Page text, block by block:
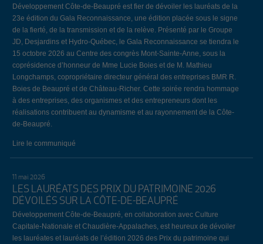
Développement Côte-de-Beaupré est fier de dévoiler les lauréats de la
23e édition du Gala Reconnaissance, une édition placée sous le signe
de la fierté, de la transmission et de la relève. Présenté par le Groupe
JD, Desjardins et Hydro-Québec, le Gala Reconnaissance se tiendra le
15 octobre 2026 au Centre des congrès Mont-Sainte-Anne, sous la
coprésidence d’honneur de Mme Lucie Boies et de M. Mathieu
Longchamps, copropriétaire directeur général des entreprises BMR R.
Boies de Beaupré et de Château-Richer. Cette soirée rendra hommage
à des entreprises, des organismes et des entrepreneurs dont les
réalisations contribuent au dynamisme et au rayonnement de la Côte-
de-Beaupré.
Lire le communiqué
11 mai 2026
LES LAURÉATS DES PRIX DU PATRIMOINE 2026
DÉVOILÉS SUR LA CÔTE-DE-BEAUPRÉ
Développement Côte-de-Beaupré, en collaboration avec Culture
Capitale-Nationale et Chaudière-Appalaches, est heureux de dévoiler
les lauréates et lauréats de l’édition 2026 des Prix du patrimoine qui